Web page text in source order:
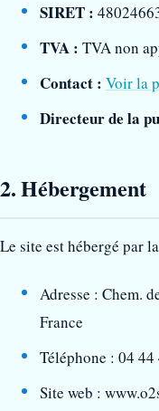
SIRET :
TVA : TVA non
Contact : Voir la
Directeur de la
2. Hébergement
Le site est hébergé par
Adresse : Chem.
France
Téléphone : 04 44
Site web :